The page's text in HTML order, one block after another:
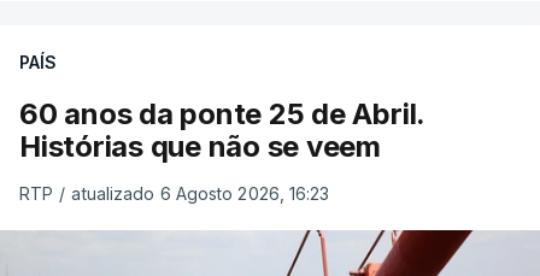
PAÍS
60 anos da ponte 25 de Abril.
Histórias que não se veem
RTP / atualizado 6 Agosto 2026, 16:23